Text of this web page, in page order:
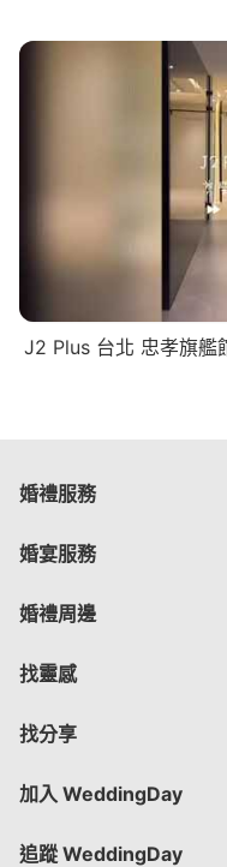
J2 Plus 台北 忠孝旗艦
婚禮服務
婚宴服務
婚禮周邊
找靈感
找分享
加入 WeddingDay
追蹤 WeddingDay